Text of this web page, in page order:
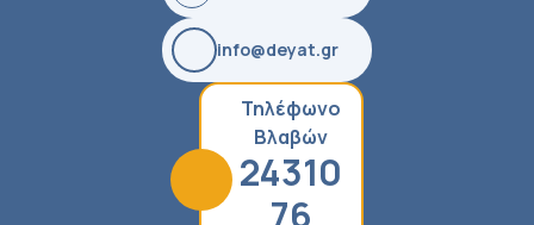
info@deyat.gr
Τηλέφωνο
Βλαβών
24310
76